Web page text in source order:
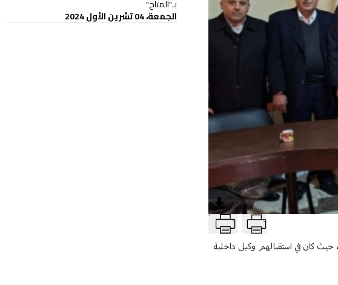
T
كان في استقبالهم وكيل داخلية
بـ"المتاح"
الجمعة، 04 تشرين الأول 2024